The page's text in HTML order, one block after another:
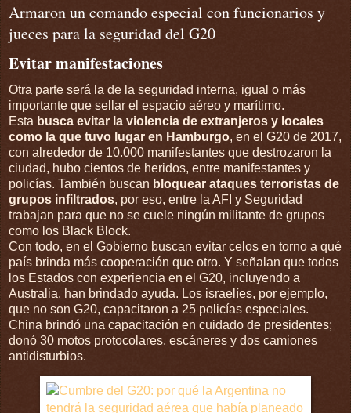
Armaron un comando especial con funcionarios y
jueces para la seguridad del G20
Evitar manifestaciones
Otra parte será la de la seguridad interna, igual o más
importante que sellar el espacio aéreo y marítimo.
Esta busca evitar la violencia de extranjeros y locales
como la que tuvo lugar en Hamburgo, en el G20 de 2017,
con alrededor de 10.000 manifestantes que destrozaron la
ciudad, hubo cientos de heridos, entre manifestantes y
policías. También buscan bloquear ataques terroristas de
grupos infiltrados, por eso, entre la AFI y Seguridad
trabajan para que no se cuele ningún militante de grupos
como los Black Block.
Con todo, en el Gobierno buscan evitar celos en torno a qué
país brinda más cooperación que otro. Y señalan que todos
los Estados con experiencia en el G20, incluyendo a
Australia, han brindado ayuda. Los israelíes, por ejemplo,
que no son G20, capacitaron a 25 policías especiales.
China brindó una capacitación en cuidado de presidentes;
donó 30 motos protocolares, escáneres y dos camiones
antidisturbios.